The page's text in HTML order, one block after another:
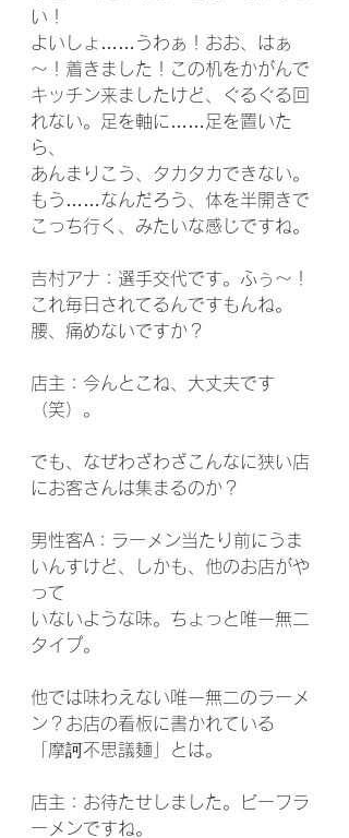
い！
よいしょ……うわぁ！おお、はぁ
～！着きました！この机をかがんで
キッチン来ましたけど、ぐるぐる回
れない。足を軸に……足を置いた
ら、
あんまりこう、タカタカできない。
もう……なんだろう、体を半開きで
こっち行く、みたいな感じですね。
吉村アナ：選手交代です。ふぅ～！
これ毎日されてるんですもんね。
腰、痛めないですか？
店主：今んとこね、大丈夫です
（笑）。
でも、なぜわざわざこんなに狭い店
にお客さんは集まるのか？
男性客A：ラーメン当たり前にうま
いんすけど、しかも、他のお店がや
って
いないような味。ちょっと唯一無二
タイプ。
他では味わえない唯一無二のラーメ
ン？お店の看板に書かれている
「摩訶不思議麺」とは。
店主：お待たせしました。ビーフラ
ーメンですね。